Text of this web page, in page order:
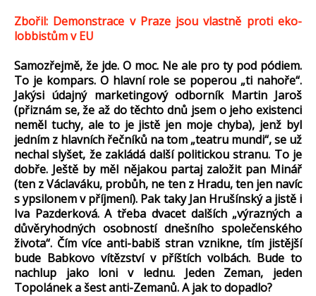
Zbořil: Demonstrace v Praze jsou vlastně proti eko-
lobbistům v EU
Samozřejmě, že jde. O moc. Ne ale pro ty pod pódiem.
To je kompars. O hlavní role se poperou „ti nahoře“.
Jakýsi údajný marketingový odborník Martin Jaroš
(přiznám se, že až do těchto dnů jsem o jeho existenci
neměl tuchy, ale to je jistě jen moje chyba), jenž byl
jedním z hlavních řečníků na tom „teatru mundi“, se už
nechal slyšet, že zakládá další politickou stranu. To je
dobře. Ještě by měl nějakou partaj založit pan Minář
(ten z Václaváku, probůh, ne ten z Hradu, ten jen navíc
s ypsilonem v příjmení). Pak taky Jan Hrušínský a jistě i
Iva Pazderková. A třeba dvacet dalších „výrazných a
důvěryhodných osobností dnešního společenského
života“. Čím více anti-babiš stran vznikne, tím jistější
bude Babkovo vítězství v příštích volbách. Bude to
nachlup jako loni v lednu. Jeden Zeman, jeden
Topolánek a šest anti-Zemanů. A jak to dopadlo?